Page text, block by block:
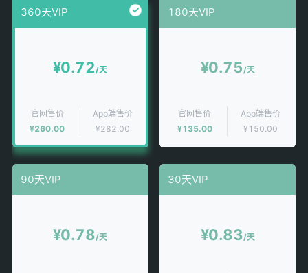
360天VIP
¥0.72 /天
官网售价
¥260.00
App端售价
¥282.00
180天VIP
¥0.75 /天
官网售价
¥135.00
App端售价
¥150.00
90天VIP
¥0.78/天
30天VIP
¥0.83/天